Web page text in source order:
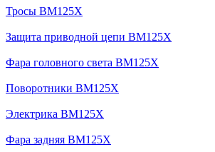
Тросы BM125X
Защита приводной цепи BM125X
Фара головного света BM125X
Поворотники BM125X
Электрика BM125X
Фара задняя BM125X